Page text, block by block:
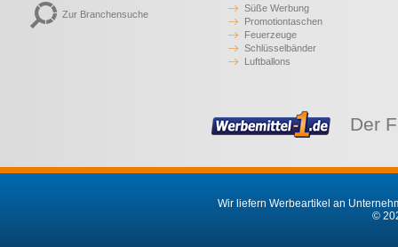
Zur Branchensuche
Süße Werbung
Promotiontaschen
Feuerzeuge
Schlüsselbänder
Luftballons
Der
Wir liefern Werbeartikel an
©